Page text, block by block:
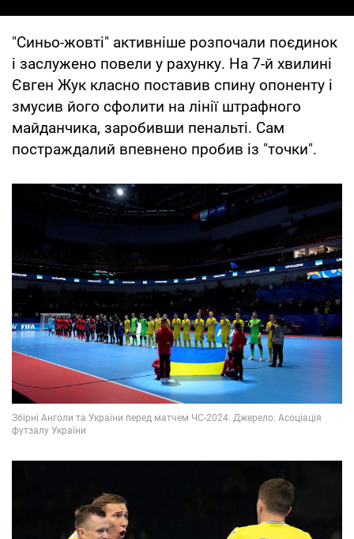
"Синьо-жовті" активніше розпочали поєдинок
і заслужено повели у рахунку. На 7-й хвилині
Євген Жук класно поставив спину опоненту і
змусив його сфолити на лінії штрафного
майданчика, заробивши пенальті. Сам
постраждалий впевнено пробив із "точки".